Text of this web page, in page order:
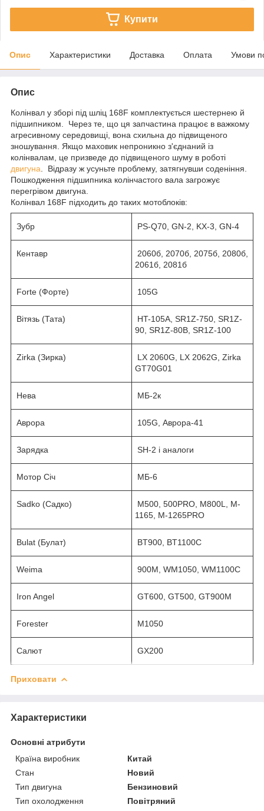
Купити
Опис Характеристики Доставка Оплата Умови
Опис
Колінвал у зборі під шліц 168F комплектується шестернею й
підшипником. Через те, що ця запчастина працює в важкому
агресивному середовищі, вона схильна до підвищеного
зношування. Якщо маховик непроникно з'єднаний із
колінвалам, це призведе до підвищеного шуму в роботі
двигуна . Відразу ж усуньте проблему, затягнувши соденіння.
Пошкодження підшипника колінчастого вала загрожує
перегрівом двигуна.
Колінвал 168F підходить до таких мотоблоків:
Зубр PS-Q70, GN-2, KX-3, GN-4
Кентавр
2060б, 2070б, 2075б, 2080б,
2061б, 2081б
Forte (Форте) 105G
Вітязь (Тата)
HT-105A, SR1Z-750, SR1Z-
90, SR1Z-80B, SR1Z-100
Zirka (Зирка)
LX 2060G, LX 2062G, Zirka
GT70G01
Нева МБ-2к
Аврора 105G, Аврора-41
Зарядка SH-2 і аналоги
Мотор Січ МБ-6
Sadko (Садко)
M500, 500PRO, M800L, M-
1165, M-1265PRO
Bulat (Булат) BT900, BT1100C
Weima 900M, WM1050, WM1100C
Iron Angel GT600, GT500, GT900M
Forester M1050
Салют GX200
Приховати
Характеристики
Основні атрибути
Країна виробник
Китай
Стан
Новий
Тип двигуна
Бензиновий
Тип охолодження
Повітряний